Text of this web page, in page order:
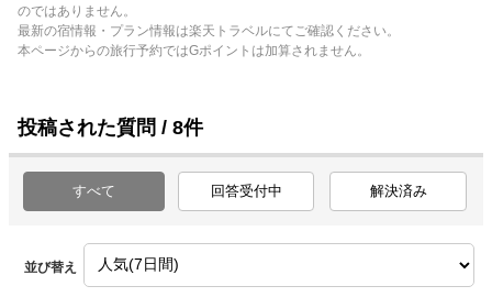
のではありません。
最新の宿情報・プラン情報は楽天トラベルにてご確認ください。
本ページからの旅行予約ではGポイントは加算されません。
投稿された質問 / 8件
すべて 回答受付中 解決済み
並び替え